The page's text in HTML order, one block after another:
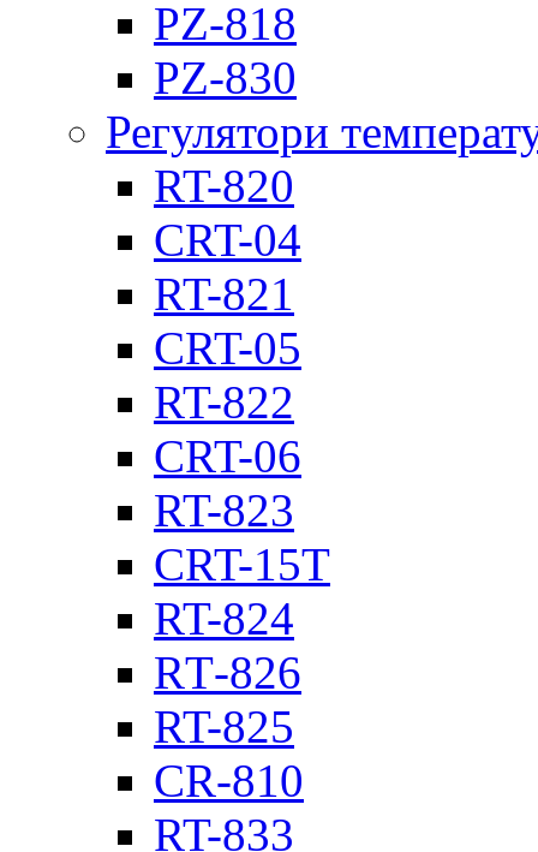
PZ-818
PZ-830
Регулятори
RT-820
CRT-04
RT-821
CRT-05
RT-822
CRT-06
RT-823
CRT-15T
RT-824
RТ-826
RT-825
CR-810
RT-833